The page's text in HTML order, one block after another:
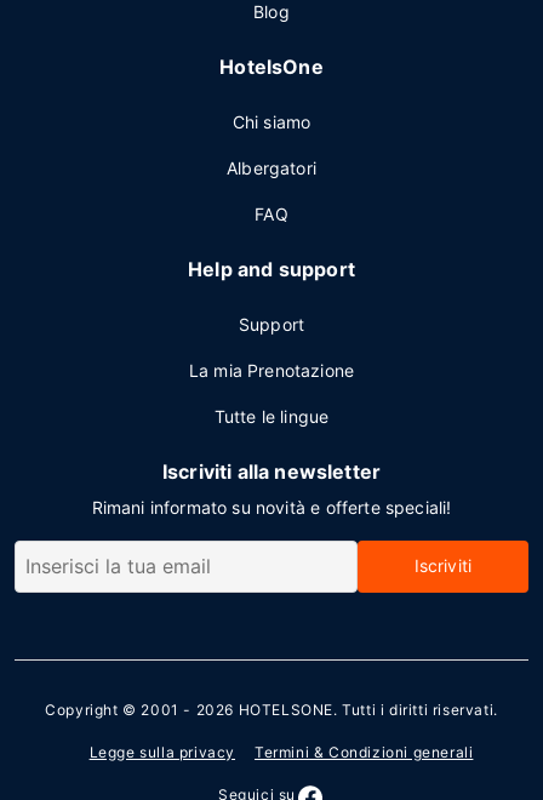
Blog
HotelsOne
Chi siamo
Albergatori
FAQ
Help and support
Support
La mia Prenotazione
Tutte le lingue
Iscriviti alla newsletter
Rimani informato su novità e offerte speciali!
Iscriviti
Copyright © 2001 - 2026 HOTELSONE. Tutti i diritti riservati.
Legge sulla privacy Termini & Condizioni generali
Seguici su